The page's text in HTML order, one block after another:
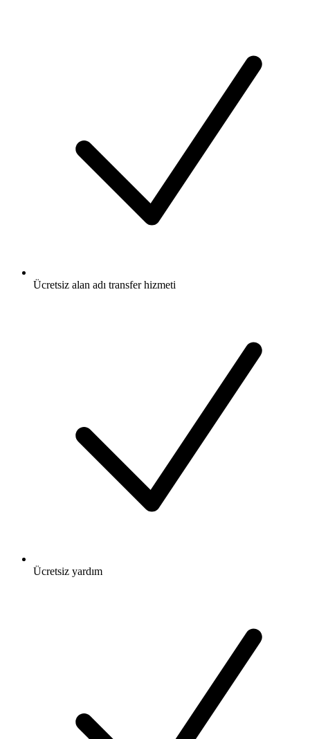
Ücretsiz alan adı transfer hizmeti
Ücretsiz yardım